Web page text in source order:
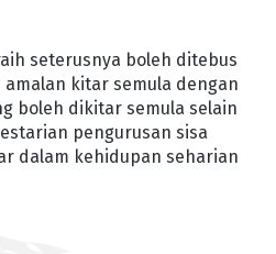
seterusnya boleh ditebus
kitar semula dengan
boleh dikitar semula selain
pengurusan sisa
dalam kehidupan seharian